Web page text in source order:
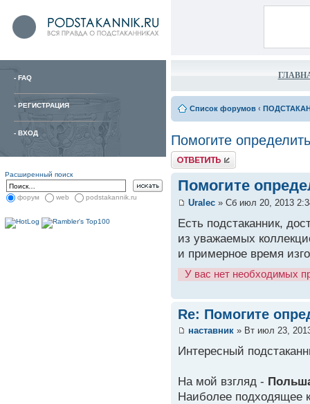
- FAQ
- РЕГИСТРАЦИЯ
- ВХОД
Расширенный поиск
форум web podstakannik.ru
Список форумов ‹
Помогите
Помогите
Uralec » Сб июл 20, 2013
Есть подстаканник,
из уважаемых
и примерное время
У вас нет необходимых
Re: Помогите
наставник » Вт июл 23,
Интересный
На мой взгляд -
Наиболее подходящее